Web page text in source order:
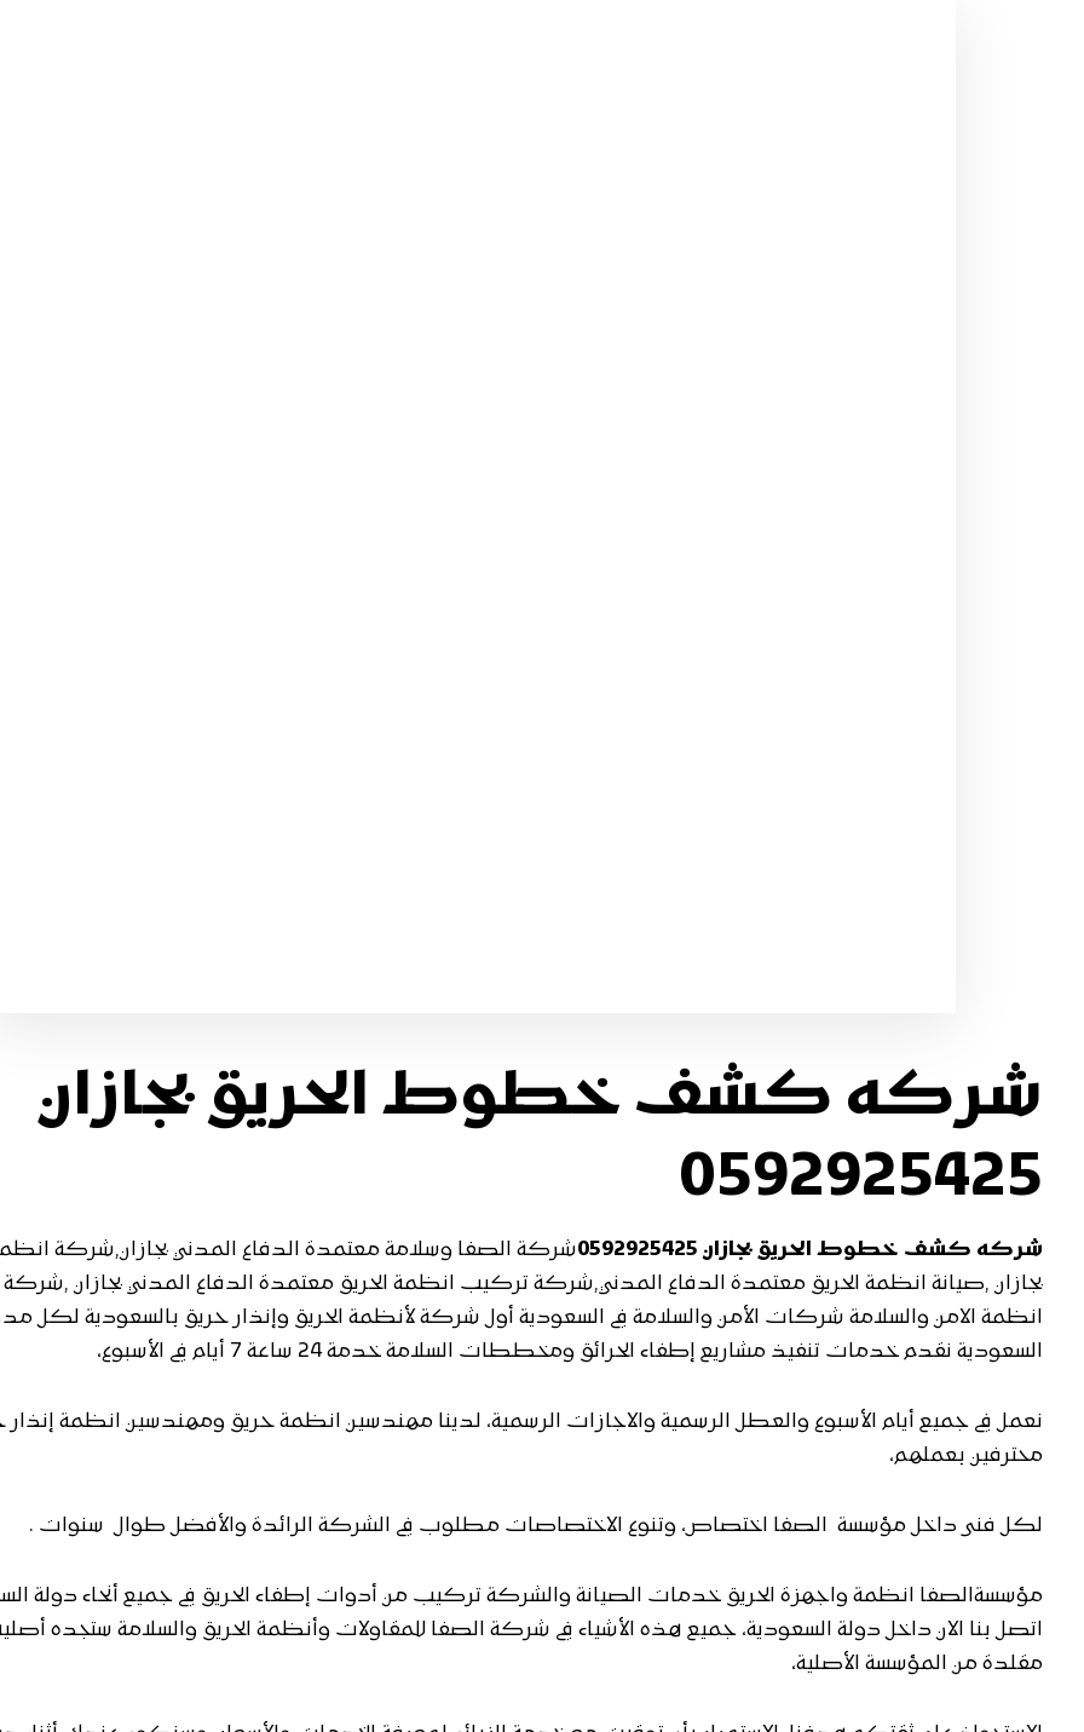
شركه كشف خطوط الحريق بجازان
0592925425
شركه كشف خطوط الحريق بجازان 0592925425
شركة الصفا وسلامة معتمدة الدفاع المدني بجازان,شركة
بجازان ,صيانة انظمة الحريق معتمدة الدفاع المدني,شركة تركيب انظمة الحريق معتمدة الدفاع المدني بجازان ,شركة
انظمة الامن والسلامة شركات الأمن والسلامة في السعودية أول شركة لأنظمة الحريق وإنذار حريق بالسعودية لكل
السعودية نقدم خدمات تنفيذ مشاريع إطفاء الحرائق ومخططات السلامة خدمة 24 ساعة 7 أيام في الأسبوع،
نعمل في جميع أيام الأسبوع والعطل الرسمية والاجازات الرسمية، لدينا مهندسين انظمة حريق ومهندسين انظمة إنذار
محترفين بعملهم،
لكل فنى داخل مؤسسة الصفا اختصاص، وتنوع الاختصاصات مطلوب في الشركة الرائدة والأفضل طوال سنوات .
مؤسسةالصفا انظمة واجهزة الحريق خدمات الصيانة والشركة تركيب من أدوات إطفاء الحريق في جميع أنحاء دولة
اتصل بنا الان داخل دولة السعودية، جميع هذه الأشياء في شركة الصفا للمقاولات وأنظمة الحريق والسلامة ستجده
مقلدة من المؤسسة الأصلية،